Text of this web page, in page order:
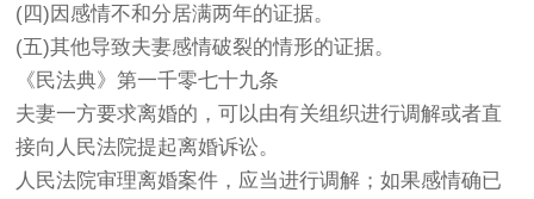
(四)因感情不和分居满两年的证据。
(五)其他导致夫妻感情破裂的情形的证据。
《民法典》第一千零七十九条
夫妻一方要求离婚的，可以由有关组织进行调解或者直
接向人民法院提起离婚诉讼。
人民法院审理离婚案件，应当进行调解；如果感情确已